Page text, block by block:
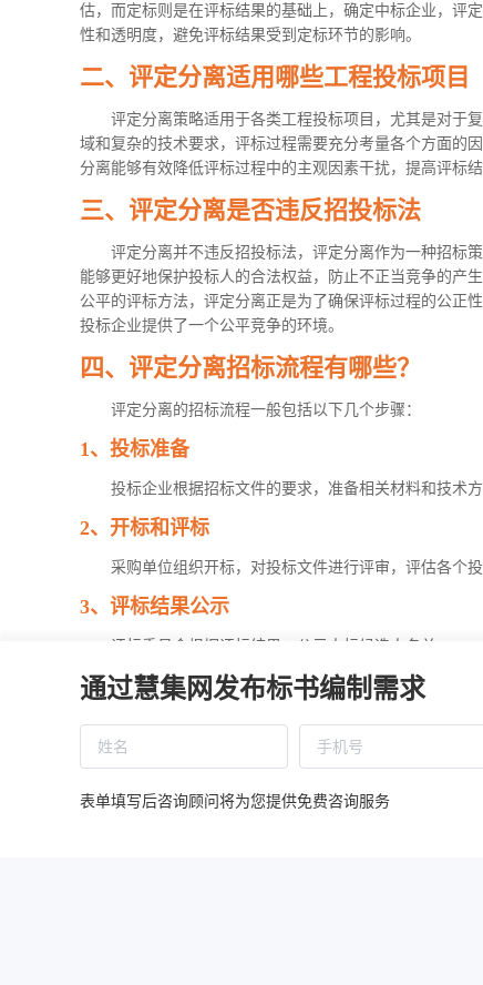
估，而定标则是在评标结果的基础上，确定中标企业，评
性和透明度，避免评标结果受到定标环节的影响。
二、评定分离适用哪些工程投标项目
评定分离策略适用于各类工程投标项目，尤其是对于
域和复杂的技术要求，评标过程需要充分考量各个方面的
分离能够有效降低评标过程中的主观因素干扰，提高评标
三、评定分离是否违反招投标法
评定分离并不违反招投标法，评定分离作为一种招标
能够更好地保护投标人的合法权益，防止不正当竞争的产
公平的评标方法，评定分离正是为了确保评标过程的公正
投标企业提供了一个公平竞争的环境。
四、评定分离招标流程有哪些？
评定分离的招标流程一般包括以下几个步骤：
1、投标准备
投标企业根据招标文件的要求，准备相关材料和技术方
2、开标和评标
采购单位组织开标，对投标文件进行评审，评估各个
3、评标结果公示
评标委员会根据评标结果，公示中标候选人名单。
4、定标
采购单位根据评标结果，确定最终的中标企业。
5、中标公示和签订合同
采购单位公示中标结果，并与中标企业签订合同。
通过慧集网发布标书编制需求
表单填写后咨询顾问将为您提供免费咨询服务